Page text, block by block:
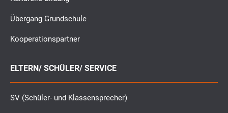
Übergang Grundschule
Kooperationspartner
ELTERN/ SCHÜLER/ SERVICE
SV (Schüler- und Klassensprecher)